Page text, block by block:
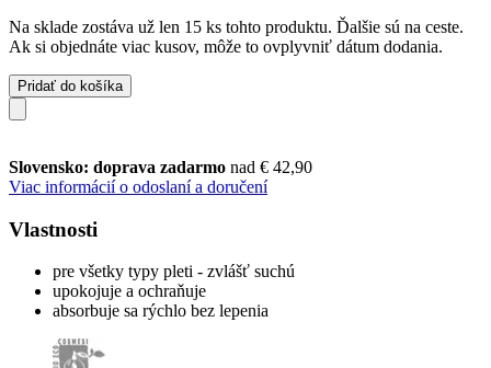
Na sklade zostáva už len 15 ks tohto produktu. Ďalšie sú na ceste.
Ak si objednáte viac kusov, môže to ovplyvniť dátum dodania.
Pridať do košíka
Slovensko: doprava zadarmo nad € 42,90
Viac informácií o odoslaní a doručení
Vlastnosti
pre všetky typy pleti - zvlášť suchú
upokojuje a ochraňuje
absorbuje sa rýchlo bez lepenia